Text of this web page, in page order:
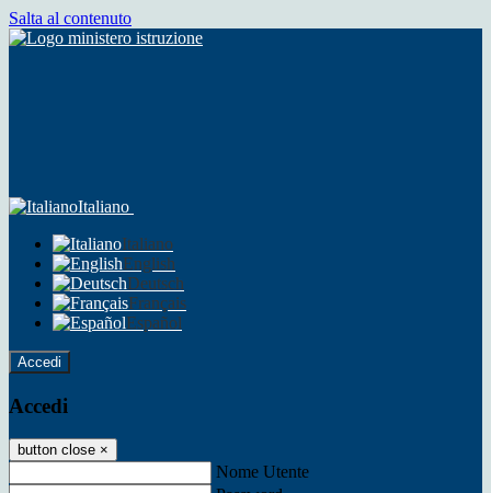
Salta al contenuto
Italiano
Italiano
English
Deutsch
Français
Español
Accedi
Accedi
button close ×
Nome Utente